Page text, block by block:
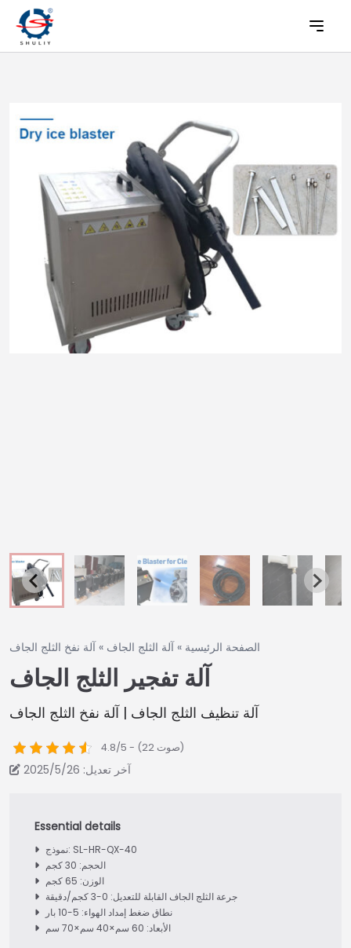
الصفحة الرئيسية » آلة الثلج الجاف » آلة نفخ الثلج الجاف
آلة تفجير الثلج الجاف
آلة تنظيف الثلج الجاف | آلة نفخ الثلج الجاف
4.8/5 - (22 صوت)
آخر تعديل: 2025/5/26
نموذج: SL-HR-QX-40
الحجم: 30 كجم
الوزن: 65 كجم
جرعة الثلج الجاف القابلة للتعديل: 0-3 كجم/دقيقة
نطاق ضغط إمداد الهواء: 5-10 بار
الأبعاد: 60 سم×40 سم×70 سم